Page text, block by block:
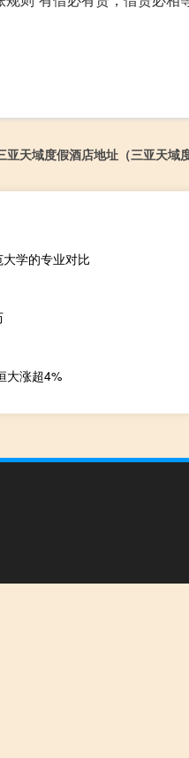
亚天域度假酒店地址（三亚天域
学的专业对比
大涨超4%